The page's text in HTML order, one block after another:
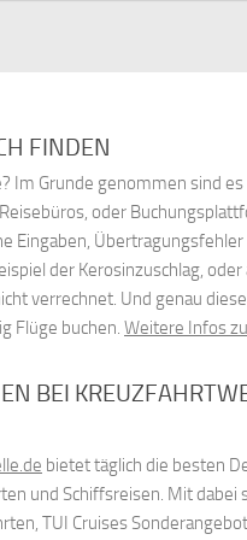
FINDEN
Im Grunde genommen sind es
oder
Eingaben,
der Kerosinzuschlag, oder
verrechnet. Und genau
Flüge buchen. Weitere Infos
BEI
bietet täglich die besten
und Schiffsreisen. Mit dabei
TUI Cruises